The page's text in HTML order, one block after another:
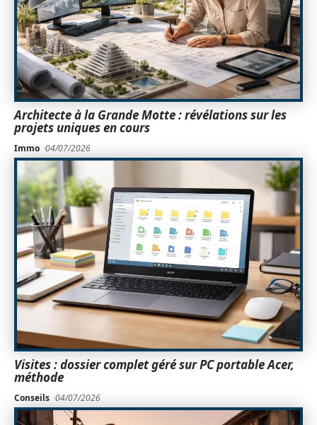
Architecte à la Grande Motte : révélations sur les
projets uniques en cours
Immo 04/07/2026
Visites : dossier complet géré sur PC portable Acer,
méthode
Conseils 04/07/2026